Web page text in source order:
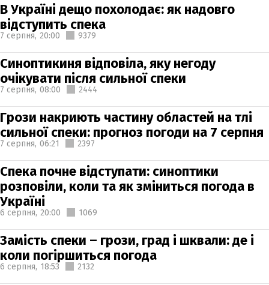
В Україні дещо похолодає: як надовго
відступить спека
7 серпня, 20:00 9379
Синоптикиня відповіла, яку негоду
очікувати після сильної спеки
7 серпня, 08:00 2444
Грози накриють частину областей на тлі
сильної спеки: прогноз погоди на 7 серпня
7 серпня, 06:21 2397
Спека почне відступати: синоптики
розповіли, коли та як зміниться погода в
Україні
6 серпня, 20:00 1069
Замість спеки – грози, град і шквали: де і
коли погіршиться погода
6 серпня, 18:53 2132